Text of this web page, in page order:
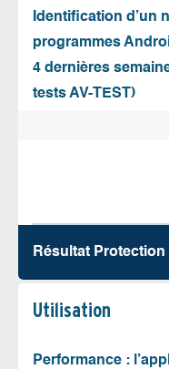
Identification d’un
programmes
4 dernières
tests AV-TEST)
Résultat Protection
Utilisation
Performance :